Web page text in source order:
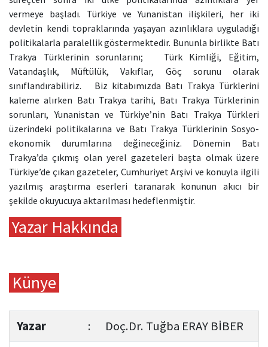
vermeye başladı. Türkiye ve Yunanistan ilişkileri, her iki
devletin kendi topraklarında yaşayan azınlıklara uyguladığı
politikalarla paralellik göstermektedir. Bununla birlikte Batı
Trakya Türklerinin sorunlarını; Türk Kimliği, Eğitim,
Vatandaşlık, Müftülük, Vakıflar, Göç sorunu olarak
sınıflandırabiliriz. Biz kitabımızda Batı Trakya Türklerini
kaleme alırken Batı Trakya tarihi, Batı Trakya Türklerinin
sorunları, Yunanistan ve Türkiye’nin Batı Trakya Türkleri
üzerindeki politikalarına ve Batı Trakya Türklerinin Sosyo-
ekonomik durumlarına değineceğiniz. Dönemin Batı
Trakya’da çıkmış olan yerel gazeteleri başta olmak üzere
Türkiye’de çıkan gazeteler, Cumhuriyet Arşivi ve konuyla ilgili
yazılmış araştırma eserleri taranarak konunun akıcı bir
şekilde okuyucuya aktarılması hedeflenmiştir.
Yazar Hakkında
Künye
Yazar :
Doç.Dr. Tuğba ERAY BİBER